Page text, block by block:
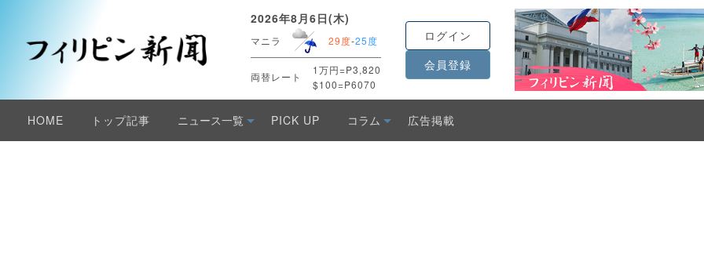
2026年8月6日(木)
マニラ 29度-25度
両替レート
1万円=P3,820
$100=P6070
ログイン
会員登録
HOME トップ記事 ニュース一覧 PICK UP コラム 広告掲載